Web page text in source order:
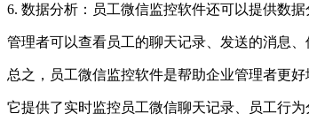
6. 数据分析：员工微信监控软件还可以提供数
管理者可以查看员工的聊天记录、发送的消息
总之，员工微信监控软件是帮助企业管理者更好
它提供了实时监控员工微信聊天记录、员工行